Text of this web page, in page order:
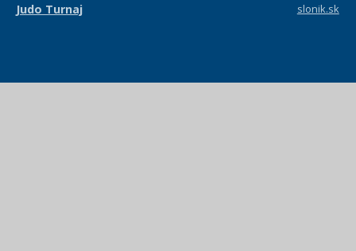
Judo Turnaj slonik.sk